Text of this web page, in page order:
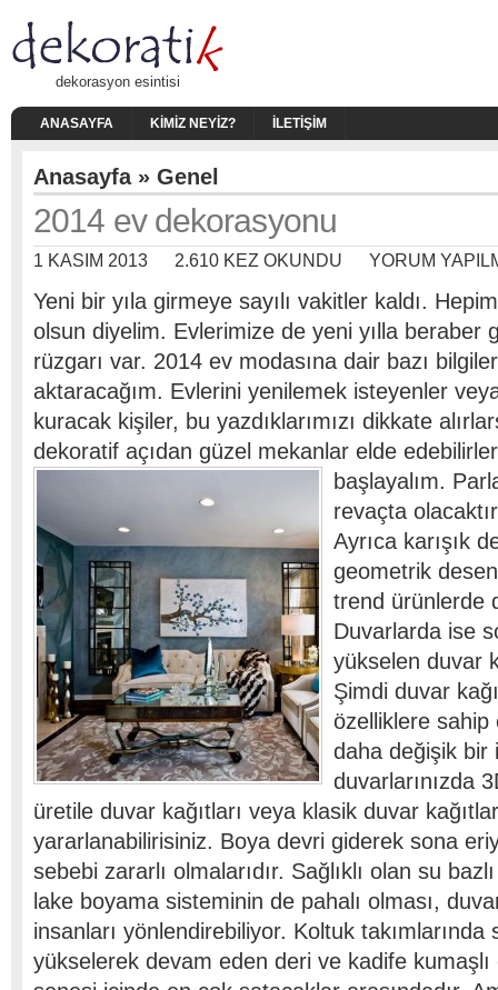
dekorasyon esintisi
ANASAYFA KIMIZ NEYIZ? İLETIŞIM
Anasayfa» Genel
2014 ev dekorasyonu
1 KASIM 2013 2.610 KEZ OKUNDU YORUM
Yeni bir yıla girmeye sayılı vakitler kaldı.
olsun diyelim. Evlerimize de yeni yılla beraber
rüzgarı var. 2014 ev modasına dair bazı
aktaracağım. Evlerini yenilemek isteyenler
kuracak kişiler, bu yazdıklarımızı dikkate
dekoratif açıdan güzel mekanlar elde
başlayalım.
revaçta
Ayrıca karışık
geometrik
trend ürünlerde
Duvarlarda ise
yükselen duvar
Şimdi duvar
özelliklere sahip
daha değişik bir
duvarlarınızda
üretile duvar kağıtları veya klasik duvar
yararlanabilirisiniz. Boya devri giderek sona
sebebi zararlı olmalarıdır. Sağlıklı olan su
lake boyama sisteminin de pahalı olması,
insanları yönlendirebiliyor. Koltuk takımlarında
yükselerek devam eden deri ve kadife kumaşlı